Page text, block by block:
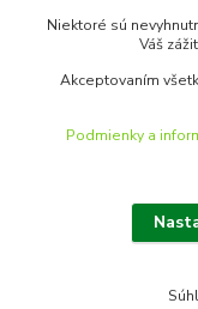
Pondelok-Piatok: 9.00-
Niektoré sú
Váš
Akceptovaním
Podmienky a